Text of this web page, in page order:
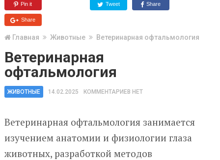
Pin it Tweet Share
Share
Главная Животные Ветеринарная офтальмология
Ветеринарная
офтальмология
ЖИВОТНЫЕ 14.02.2025 КОММЕНТАРИЕВ НЕТ
Ветеринарная офтальмология занимается
изучением анатомии и физиологии глаза
животных, разработкой методов